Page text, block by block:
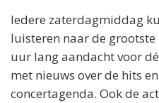
Iedere zaterdagmiddag
luisteren naar de
uur lang aandacht voor
met nieuws over de hits
concertagenda. Ook de